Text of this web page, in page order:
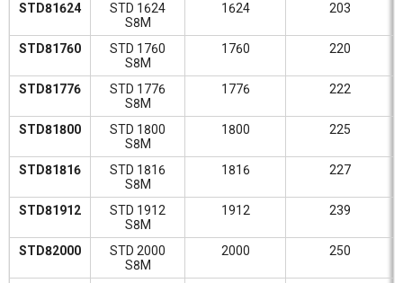
STD81624
STD 1624
S8M
1624 203
STD81760
STD 1760
S8M
1760 220
STD81776
STD 1776
S8M
1776 222
STD81800
STD 1800
S8M
1800 225
STD81816
STD 1816
S8M
1816 227
STD81912
STD 1912
S8M
1912 239
STD82000
STD 2000
S8M
2000 250